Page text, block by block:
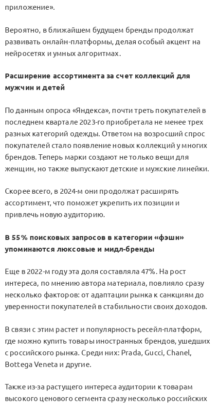
приложение».
Вероятно, в ближайшем будущем бренды продолжат
развивать онлайн-платформы, делая особый акцент на
нейросетях и умных алгоритмах.
Расширение ассортимента за счет коллекций для
мужчин и детей
По данным опроса «Яндекса», почти треть покупателей в
последнем квартале 2023-го приобретала не менее трех
разных категорий одежды. Ответом на возросший спрос
покупателей стало появление новых коллекций у многих
брендов. Теперь марки создают не только вещи для
женщин, но также выпускают детские и мужские линейки.
Скорее всего, в 2024-м они продолжат расширять
ассортимент, что поможет укрепить их позиции и
привлечь новую аудиторию.
В 55% поисковых запросов в категории «фэшн»
упоминаются люксовые и мидл-бренды
Еще в 2022-м году эта доля составляла 47%. На рост
интереса, по мнению автора материала, повлияло сразу
несколько факторов: от адаптации рынка к санкциям до
уверенности покупателей в стабильности своих доходов.
В связи с этим растет и популярность ресейл-платформ,
где можно купить товары иностранных брендов, ушедших
с российского рынка. Среди них: Prada, Gucci, Chanel,
Bottega Veneta и другие.
Также из-за растущего интереса аудитории к товарам
высокого ценового сегмента сразу несколько российских